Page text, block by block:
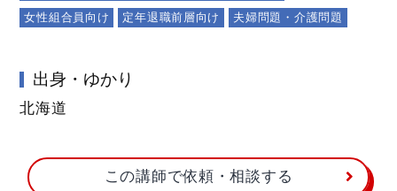
女性組合員向け
定年退職前層向け 夫婦問題・介護問題
出身・ゆかり
北海道
この講師で依頼・相談する